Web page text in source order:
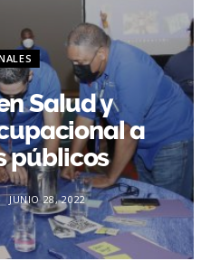
r
Salud y
a
públicos
JUNIO 28, 2022